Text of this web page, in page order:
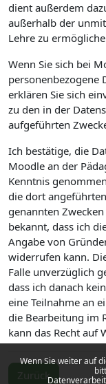
Wenn Sie weiter auf
dient außerdem
außerhalb der
Lehre zu
Wenn Sie sich bei
personenbezogene
erklären Sie sich
zu den in der
aufgeführten
Ich bestätige, die
Moodle an der
Kenntnis
die dort
genannten
bekannt, dass ich
Angabe von
widerrufen kann.
Falle unverzüglich
dass ich danach
eine Teilnahme an
die Bearbeitung im
kann das Recht auf
Zurück